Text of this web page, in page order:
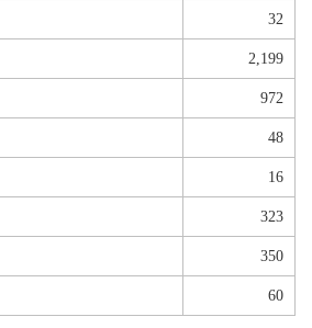
32
2,199
972
48
16
323
350
60